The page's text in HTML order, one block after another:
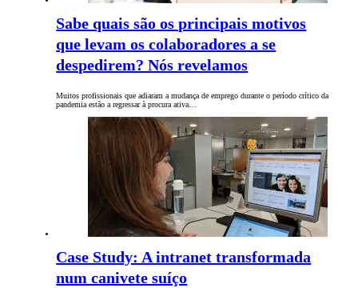
Sabe quais são os principais motivos
que levam os colaboradores a se
despedirem? Nós revelamos
Muitos profissionais que adiaram a mudança de emprego durante o período crítico da
pandemia estão a regressar à procura ativa…
Case Study: A intranet transformada
num canivete suíço